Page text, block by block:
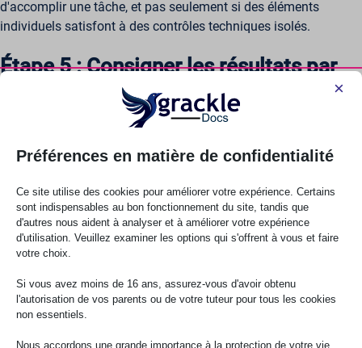
d'accomplir une tâche, et pas seulement si des éléments
individuels satisfont à des contrôles techniques isolés.
Étape 5 : Consigner les résultats par
rapport aux critères des WCAG
Les conclusions ne sont utiles que si elles sont consignées de
manière à ce qu'une personne extérieure à l'équipe d'audit — un
organisme de réglementation — puisse s'en servir pour agir ou
les vérifier. Chaque problème doit être associé au critère de
conformité WCAG spécifique qu'il enfreint, plutôt que d'être
décrit en termes généraux, afin que les équipes chargées de la
Chaque constat doit inclure une capture d’écran, une référence
de code ou une description claire des étapes permettant de
reproduire le problème, afin qu’un développeur ou un auteur de
Préférences en matière de confidentialité
×
Ce site utilise des cookies pour améliorer votre expérience. Certains
sont indispensables au bon fonctionnement du site, tandis que
d'autres nous aident à analyser et à améliorer votre expérience
d'utilisation. Veuillez examiner les options qui s'offrent à vous et faire
votre choix.
Si vous avez moins de 16 ans, assurez-vous d'avoir obtenu
l'autorisation de vos parents ou de votre tuteur pour tous les cookies
non essentiels.
Nous accordons une grande importance à la protection de votre vie